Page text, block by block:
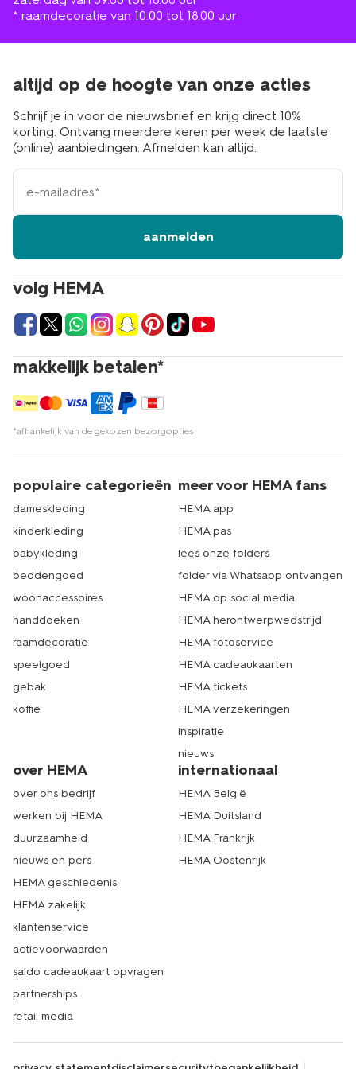
* raamdecoratie van 10.00 tot 18.00 uur
volg HEMA
makkelijk betalen*
*afhankelijk van de gekozen bezorgopties
altijd op de hoogte van onze acties
Schrijf je in voor de nieuwsbrief en krijg direct 10%
korting. Ontvang meerdere keren per week de laatste
(online) aanbiedingen. Afmelden kan altijd.
e-
mailadres
aanmelden
populaire categorieën
dameskleding
kinderkleding
babykleding
beddengoed
woonaccessoires
handdoeken
raamdecoratie
speelgoed
gebak
koffie
meer voor HEMA fans
HEMA app
HEMA pas
lees onze folders
folder via Whatsapp ontvangen
HEMA op social media
HEMA herontwerpwedstrijd
HEMA fotoservice
HEMA cadeaukaarten
HEMA tickets
HEMA verzekeringen
inspiratie
nieuws
over HEMA
over ons bedrijf
werken bij HEMA
duurzaamheid
nieuws en pers
HEMA geschiedenis
HEMA zakelijk
klantenservice
actievoorwaarden
saldo cadeaukaart opvragen
partnerships
retail media
internationaal
HEMA België
HEMA Duitsland
HEMA Frankrijk
HEMA Oostenrijk